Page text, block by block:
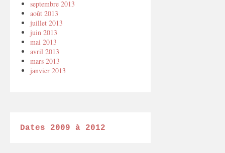
septembre 2013
août 2013
juillet 2013
juin 2013
mai 2013
avril 2013
mars 2013
janvier 2013
Dates 2009 à 2012